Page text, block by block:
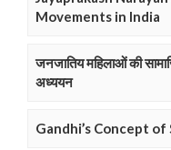
Movements in India
जनजातिय महिलाओं की
अध्ययन
Gandhi’s Concept of